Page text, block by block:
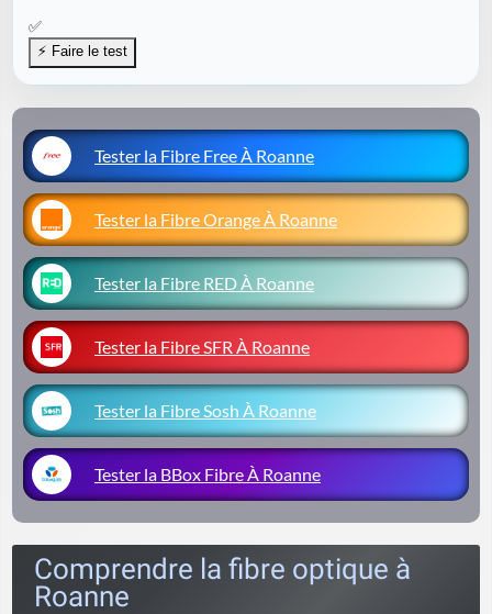
✅
Tester la Fibre Free À Roanne
Tester la Fibre Orange À Roanne
Tester la Fibre RED À Roanne
Tester la Fibre SFR À Roanne
Tester la Fibre Sosh À Roanne
Tester la BBox Fibre À Roanne
Comprendre la fibre optique à
Roanne